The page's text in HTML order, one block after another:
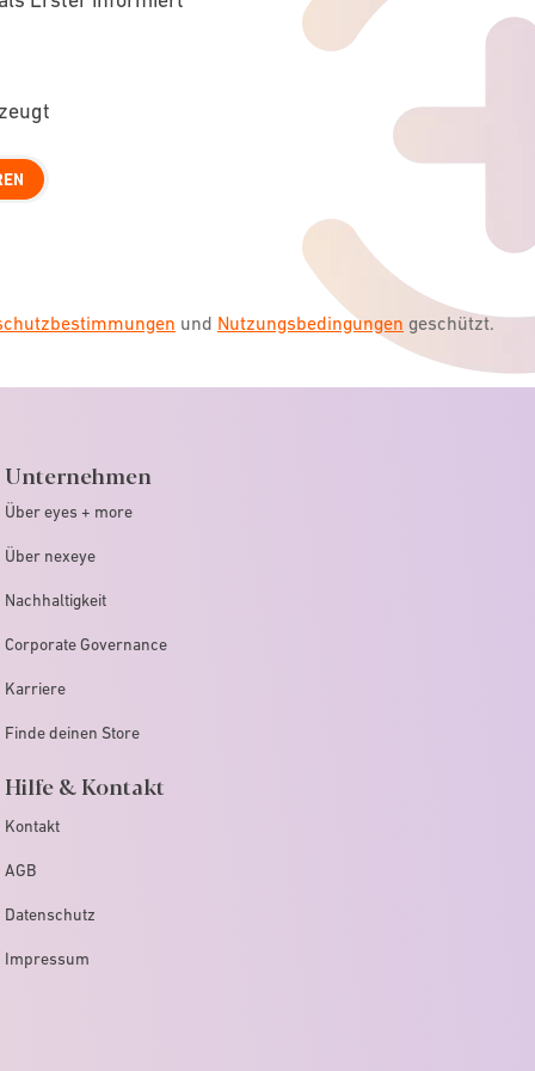
und Nutzungsbedingungen geschützt.
Unternehmen
Über eyes + more
Über nexeye
Nachhaltigkeit
Corporate Governance
Karriere
Finde deinen Store
Hilfe & Kontakt
Kontakt
AGB
Datenschutz
Impressum